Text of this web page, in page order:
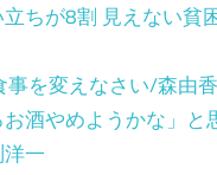
ちが8割 見えない貧
事を変えなさい/森由
お酒やめようかな」と
一